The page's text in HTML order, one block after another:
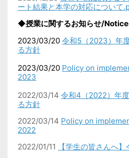
ート結果と本学の対応について
◆授業に関するお知らせ/
2023/03/20 令和5（2023）年
る方針
2023/03/20 Policy on
2023
2022/03/14 令和4（2022）年
る方針
2022/03/14 Policy on
2022
2022/01/11
【学生の皆さんへ